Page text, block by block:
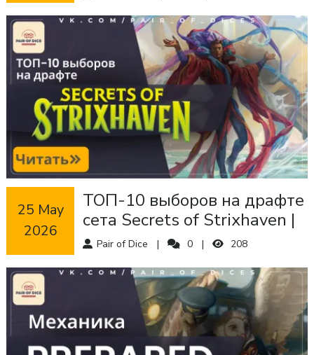
Pair of Dice 0 208
2026
ТОП-10 выборов на драфте
сета Secrets of Strixhaven |
Magic: The Gathering